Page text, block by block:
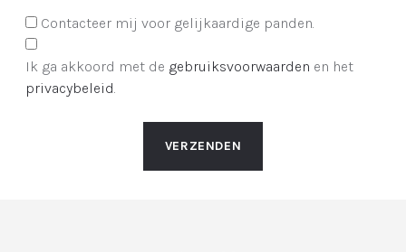
Contacteer mij voor gelijkaardige panden.
Ik ga akkoord met de gebruiksvoorwaarden en het
privacybeleid.
VERZENDEN